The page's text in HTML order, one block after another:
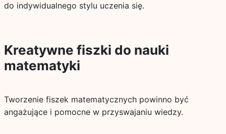
do indywidualnego stylu uczenia się.
Kreatywne fiszki do nauki
matematyki
Tworzenie fiszek matematycznych powinno być
angażujące i pomocne w przyswajaniu wiedzy.